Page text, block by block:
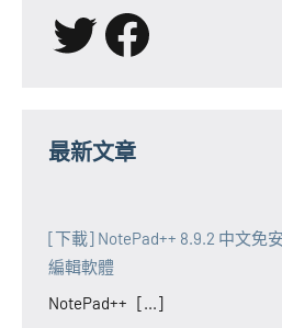
X
最新文章
[下載] NotePad++ 8.9.2 中文免
編輯軟體
NotePad++ [...]